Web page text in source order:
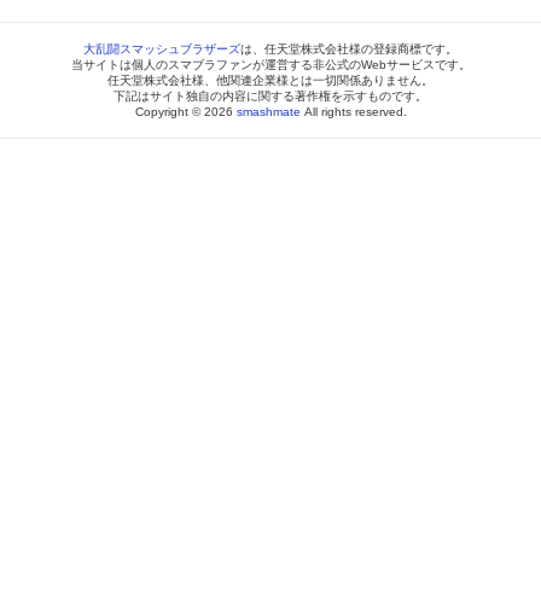
大乱闘スマッシュブラザーズは、任天堂株式会社様の登録商標です。
当サイトは個人のスマブラファンが運営する非公式のWebサービスです。
任天堂株式会社様、他関連企業様とは一切関係ありません。
下記はサイト独自の内容に関する著作権を示すものです。
Copyright © 2026 smashmate All rights reserved.